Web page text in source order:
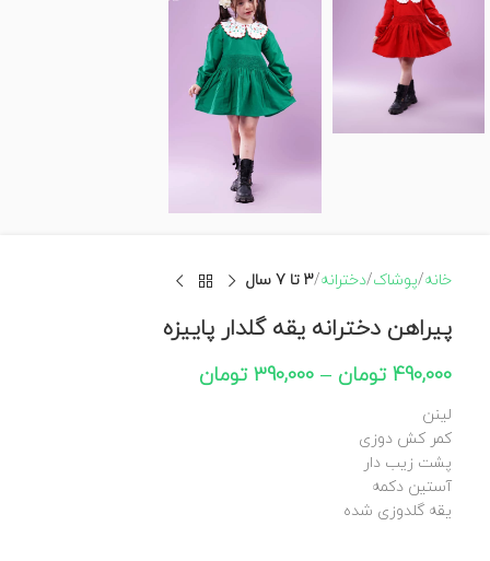
خانه پوشاک دخترانه 3 تا 7 سال
پیراهن دخترانه یقه گلدار پاییزه
490,000 تومان –
390,000 تومان
لینن
کمر کش دوزی
پشت زیب دار
آستین دکمه
یقه گلدوزی شده